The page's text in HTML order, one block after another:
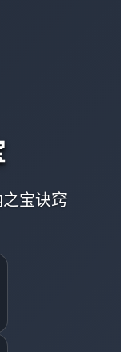
宝诀窍